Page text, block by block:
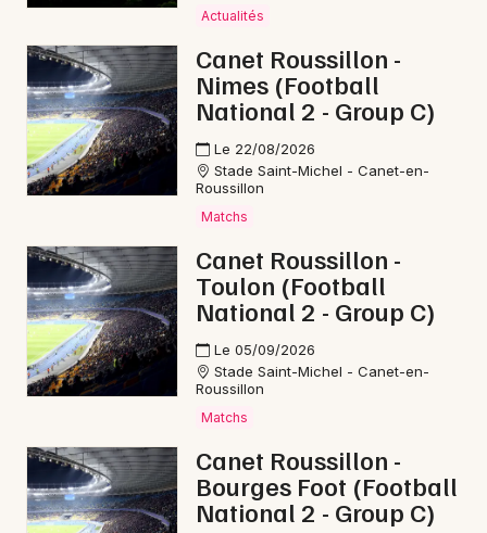
Actualités
Canet Roussillon -
Nimes (Football
National 2 - Group C)
Le 22/08/2026
Stade Saint-Michel - Canet-en-
Roussillon
Matchs
Canet Roussillon -
Toulon (Football
National 2 - Group C)
Le 05/09/2026
Stade Saint-Michel - Canet-en-
Roussillon
Matchs
Canet Roussillon -
Bourges Foot (Football
National 2 - Group C)